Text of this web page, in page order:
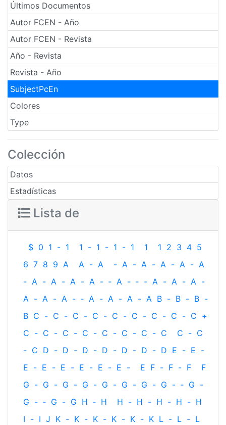
Últimos Documentos
Autor FCEN - Año
Autor FCEN - Revista
Año - Revista
Revista - Año
SubjectPcEn
Colores
Type
Colección
Datos
Estadísticas
Lista de
$ 0 1 - 1 1 - 1 - 1 - 1 1 1 2 3 4 5
6 7 8 9 A A - A - A - A - A - A - A
- A - A - A - A - ‐ A - ‐ - A - A - A -
A - A - A - ‐ A - A - A - A B - B - B -
B C - C - C - C - C - C - C - C - C +
C - C - C - C - C - C - C - C C - C
- C D - D - D - D - D - D - D E - E -
E - E - E - E - E - E - E F - F - F
F
G - G - G - G - G - G - G - G - ‐ G -
G - ‐ G - G H ‐ H H - H - H - H - H
I - I J K - K - K - K - K - K L - L - L